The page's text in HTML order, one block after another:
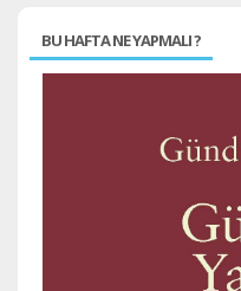
BU HAFTA NE YAPMALI ?